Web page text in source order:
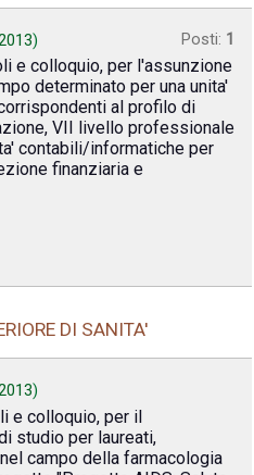
) Posti: 1
e colloquio, per l'assunzione
determinato per una unita'
al profilo di
VII livello professionale
contabili/informatiche per
finanziaria e
DI SANITA'
)
e colloquio, per il
studio per laureati,
campo della farmacologia